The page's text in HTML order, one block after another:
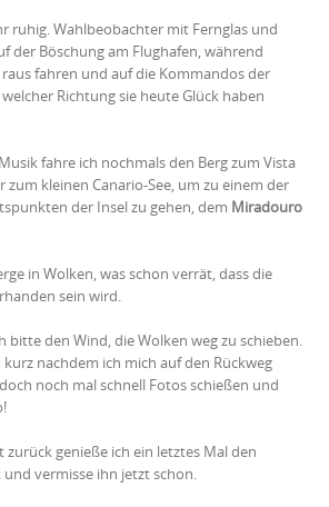
ruhig. Wahlbeobachter mit Fernglas und
der Böschung am Flughafen, während
fahren und auf die Kommandos der
Richtung sie heute Glück haben
fahre ich nochmals den Berg zum Vista
zum kleinen Canario-See, um zu einem der
der Insel zu gehen, dem Miradouro
in Wolken, was schon verrät, dass die
sein wird.
bitte den Wind, die Wolken weg zu schieben.
nachdem ich mich auf den Rückweg
noch mal schnell Fotos schießen und
zurück genieße ich ein letztes Mal den
vermisse ihn jetzt schon.